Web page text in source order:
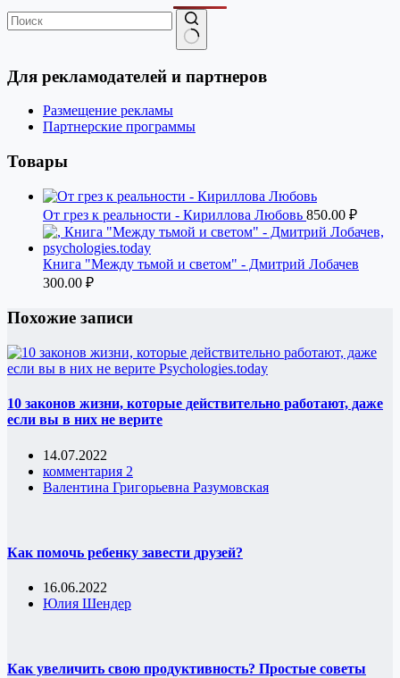
не
найдено
Для рекламодателей и партнеров
Размещение рекламы
Партнерские программы
Товары
От грез к реальности - Кириллова Любовь 850.00 ₽
Книга "Между тьмой и светом" - Дмитрий Лобачев
300.00 ₽
Похожие записи
10 законов жизни, которые действительно работают, даже
если вы в них не верите
14.07.2022
комментария 2
Валентина Григорьевна Разумовская
Как помочь ребенку завести друзей?
16.06.2022
Юлия Шендер
Как увеличить свою продуктивность? Простые советы